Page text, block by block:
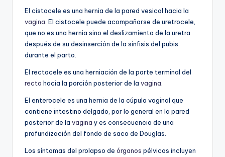
El cistocele es una hernia de la pared vesical hacia la
vagina . El cistocele puede acompañarse de uretrocele,
que no es una hernia sino el deslizamiento de la uretra
después de su desinserción de la sínfisis del pubis
durante el parto.
El rectocele es una herniación de la parte terminal del
recto hacia la porción posterior de la vagina
El enterocele es una hernia de la cúpula vaginal que
contiene intestino delgado, por lo general en la pared
posterior de la vagina y es consecuencia de una
profundización del fondo de saco de Douglas.
Los síntomas del prolapso de órganos pélvicos incluyen